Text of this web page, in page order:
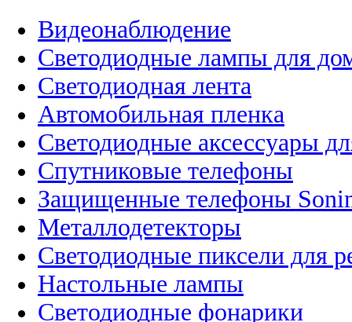
Видеонаблюдение
Светодиодные лампы для
Светодиодная лента
Автомобильная пленка
Светодиодные аксессуары
Спутниковые телефоны
Защищенные телефоны
Металлодетекторы
Светодиодные пиксели для
Настольные лампы
Светодиодные фонарики